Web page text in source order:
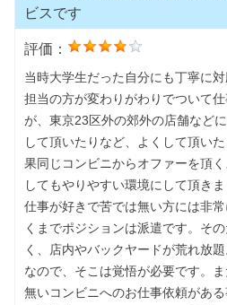
ビスです
評価：
当時大学生だった自分にも丁寧に
担当の方が変わりがわりでついて
が、東京23区外の郊外の店舗など
して頂いたりなど、よくして頂い
果同じコンビニからオファーを頂
してもやりやすい環境にして頂き
仕事が好きで苦では無い方には非
くまでポジションは派遣です。そ
く、店内やバックヤードが荒れ放
なので、そこは覚悟が必要です。
無いコンビニへのお仕事依頼があ